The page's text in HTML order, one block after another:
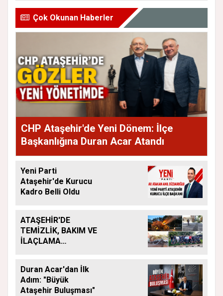
Çok Okunan Haberler
CHP Ataşehir'de Yeni Dönem: İlçe
Başkanlığına Duran Acar Atandı
Yeni Parti
Ataşehir'de Kurucu
Kadro Belli Oldu
ATAŞEHİR'DE
TEMİZLİK, BAKIM VE
İLAÇLAMA
Duran Acar'dan İlk
Adım: "Büyük
Ataşehir Buluşması"